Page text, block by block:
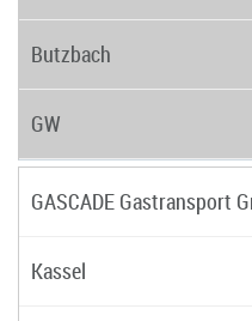
Butzbach
GW
GASCADE Gastransport
Kassel